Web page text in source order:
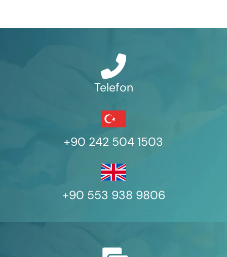
Telefon
+90 242 504 1503
+90 553 938 9806